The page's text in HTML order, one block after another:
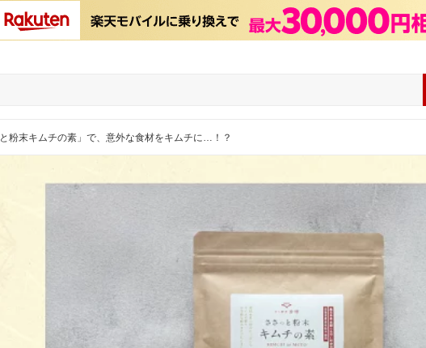
粉末キムチの素」で、意外な食材をキムチに…！？